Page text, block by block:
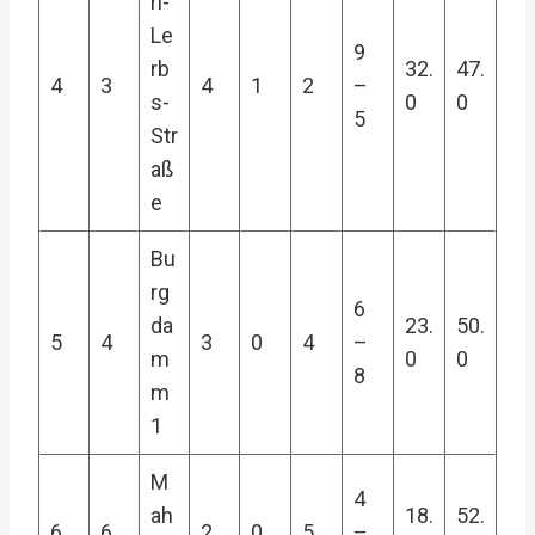
4 3
Le
rb
s-
Str
aß
e
4 1 2
9
–
5
32.
0
47.
0
5 4
Bu
rg
da
m
m
1
3 0 4
6
–
8
23.
0
50.
0
M
ah
4
18.
52.